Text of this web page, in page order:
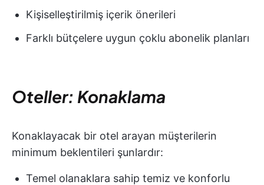
Kişiselleştirilmiş içerik önerileri
Farklı bütçelere uygun çoklu abonelik planları
Oteller: Konaklama
Konaklayacak bir otel arayan müşterilerin
minimum beklentileri şunlardır:
Temel olanaklara sahip temiz ve konforlu